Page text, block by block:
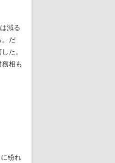
減る
。だ
た。
相も
紛れ